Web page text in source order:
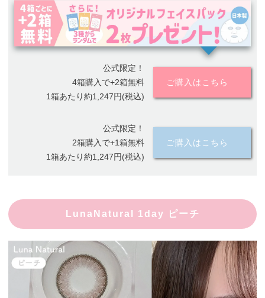
公式限定！
4箱購入で+2箱無料
1箱あたり約1,247円(税込)
ご購入はこちら
公式限定！
2箱購入で+1箱無料
1箱あたり約1,247円(税込)
ご購入はこちら
LunaNatural 1day ピーチ